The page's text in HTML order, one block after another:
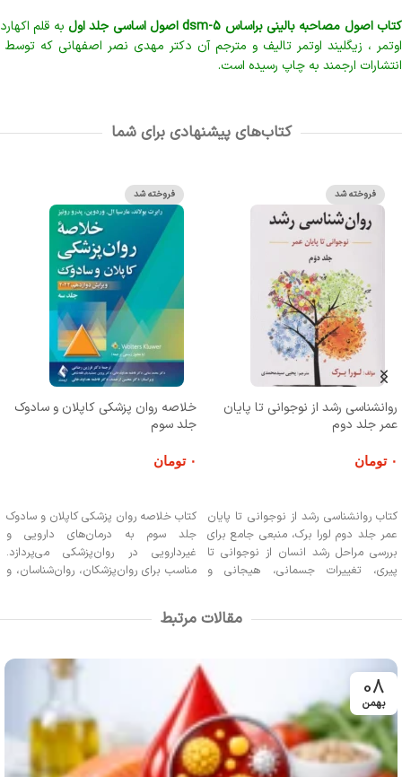
کتاب اصول مصاحبه بالینی براساس dsm-5 اصول اساسی جلد اول
به قلم اکهارد
اوتمر ، زیگلیند اوتمر تالیف و مترجم آن دکتر مهدی نصر اصفهانی که توسط
انتشارات ارجمند به چاپ رسیده است.
کتاب‌های پیشنهادی برای شما
فروخته شد
روانشناسی رشد از نوجوانی تا پایان
عمر جلد دوم
۰ تومان
کتاب روانشناسی رشد از نوجوانی تا پایان
عمر جلد دوم لورا برک، منبعی جامع برای
بررسی مراحل رشد انسان از نوجوانی تا
پیری، تغییرات جسمانی، هیجانی و
دانشجویان و داوطلبان کنکور روانشناسی.
فروخته شد
خلاصه روان پزشکی کاپلان و سادوک
جلد سوم
۰ تومان
کتاب خلاصه روان پزشکی کاپلان و سادوک
جلد سوم به درمان‌های دارویی و
غیردارویی در روان‌پزشکی می‌پردازد.
مناسب برای روان‌پزشکان، روان‌شناسان، و
مراقبت در حوزه سلامت روان هستند.مقالات مرتبط
08
بهمن